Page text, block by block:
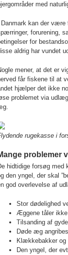
med
I Danmark kan der
forurening,
for
aldrig har vundet
mener, at det er
får fiskene til at
hjælper det ikke
problemet via
rugekasse i
problemer
hidtidige forsøg
den yngel, der skal
god overlevelse af
Stor dødelighed
Æggene tåler
Tilsanding af
Døde æg
Klækkebakker
Den yngel, der